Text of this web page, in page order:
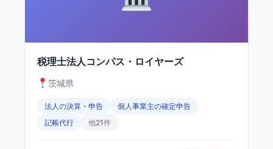
税理士法人コンパス・ロイヤーズ
茨城県
法人の決算・申告
個人事業主の確定申告
記帳代行
他21件